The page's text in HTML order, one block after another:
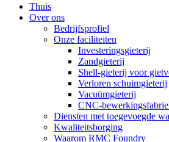
Thuis
Over ons
Bedrijfsprofiel
Onze faciliteiten
Investeringsgieterij
Zandgieterij
Shell-gieterij voor
Verloren schuimgieterij
Vacuümgieterij
CNC-
Diensten met toegevoegde
Kwaliteitsborging
Waarom RMC Foundry